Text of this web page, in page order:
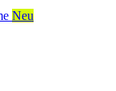
Neu